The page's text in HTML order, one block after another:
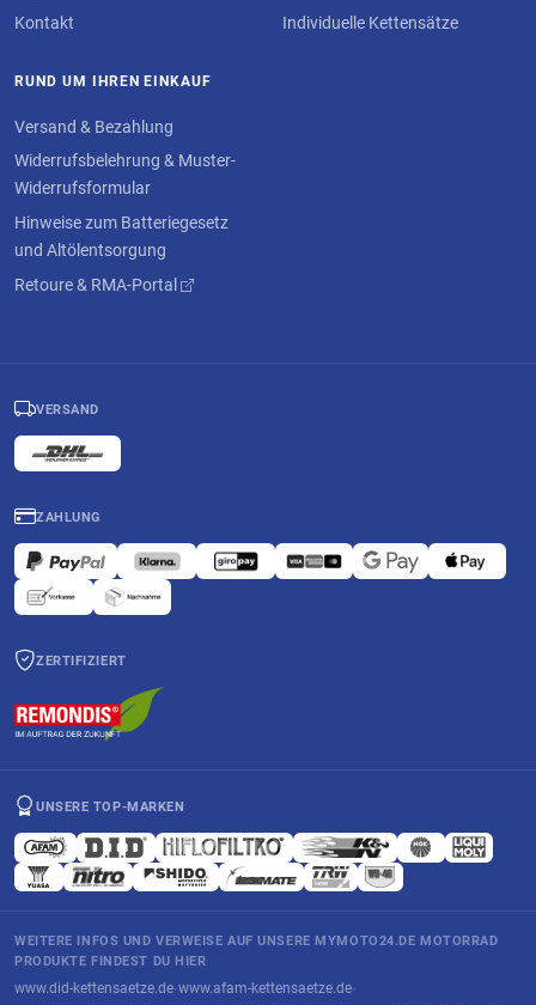
Kontakt
Individuelle Kettensätze
RUND UM IHREN EINKAUF
Versand & Bezahlung
Widerrufsbelehrung & Muster-
Widerrufsformular
Hinweise zum Batteriegesetz
und Altölentsorgung
Retoure & RMA-Portal
VERSAND
ZAHLUNG
ZERTIFIZIERT
UNSERE TOP-MARKEN
WEITERE INFOS UND VERWEISE AUF UNSERE MYMOTO24.DE MOTORRAD
PRODUKTE FINDEST DU HIER
www.did-kettensaetze.de·www.afam-kettensaetze.de·